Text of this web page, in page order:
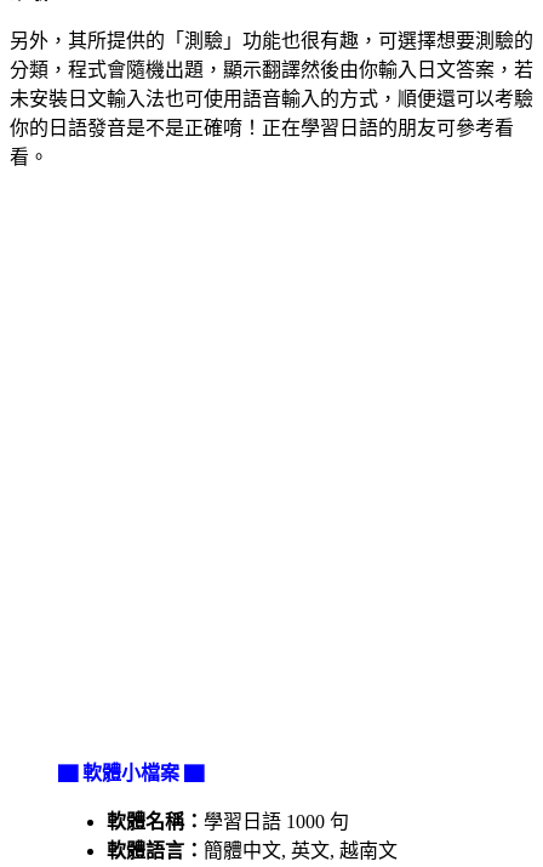
另外，其所提供的「測驗」功能也很有趣，可選擇想要測驗的
分類，程式會隨機出題，顯示翻譯然後由你輸入日文答案，若
未安裝日文輸入法也可使用語音輸入的方式，順便還可以考驗
你的日語發音是不是正確唷！正在學習日語的朋友可參考看
看。
▇ 軟體小檔案 ▇
軟體名稱： 學習日語 1000 句
軟體語言： 簡體中文, 英文, 越南文